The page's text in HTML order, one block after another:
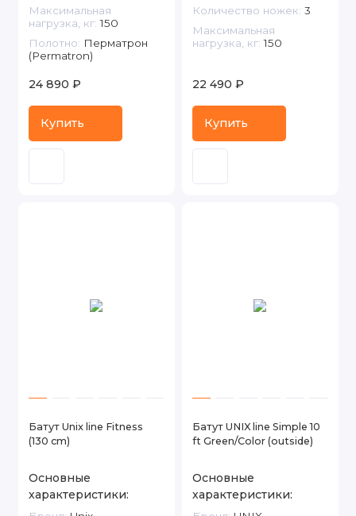
Максимальная
нагрузка, кг: 150
Полотно: Перматрон
(Permatron)
24 890 ₽
Купить
Количество ножек: 3
Максимальная
нагрузка, кг: 150
22 490 ₽
Купить
Батут Unix line Fitness
(130 cm)
Основные
характеристики:
Батут UNIX line Simple 10
ft Green/Color (outside)
Основные
характеристики: